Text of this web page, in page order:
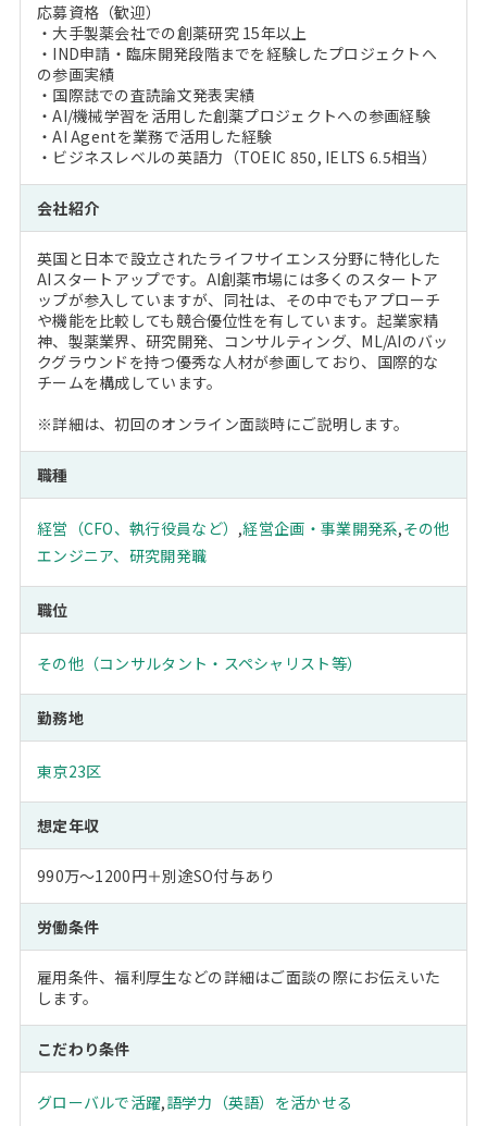
応募資格（歓迎）
・大手製薬会社での創薬研究 15年以上
・IND申請・臨床開発段階までを経験したプロジェクトへ
の参画実績
・国際誌での査読論文発表実績
・AI/機械学習を活用した創薬プロジェクトへの参画経験
・AI Agentを業務で活用した経験
・ビジネスレベルの英語力（TOEIC 850, IELTS 6.5相当）
会社紹介
英国と日本で設立されたライフサイエンス分野に特化した
AIスタートアップです。AI創薬市場には多くのスタートア
ップが参入していますが、同社は、その中でもアプローチ
や機能を比較しても競合優位性を有しています。起業家精
神、製薬業界、研究開発、コンサルティング、ML/AIのバッ
クグラウンドを持つ優秀な人材が参画しており、国際的な
チームを構成しています。
※詳細は、初回のオンライン面談時にご説明します。
職種
経営（CFO、執行役員など） ,経営企画・事業開発系,その他
エンジニア、研究開発職
職位
その他（コンサルタント・スペシャリスト等）
勤務地
東京23区
想定年収
990万～1200円＋別途SO付与あり
労働条件
雇用条件、福利厚生などの詳細はご面談の際にお伝えいた
します。
こだわり条件
グローバルで活躍,語学力（英語）を活かせる